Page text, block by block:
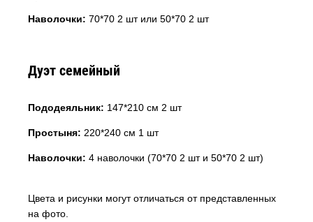
Наволочки: 70*70 2 шт или 50*70 2 шт
Дуэт семейный
Пододеяльник: 147*210 см 2 шт
Простыня: 220*240 см 1 шт
Наволочки: 4 наволочки (70*70 2 шт и 50*70 2 шт)
Цвета и рисунки могут отличаться от представленных
на фото.